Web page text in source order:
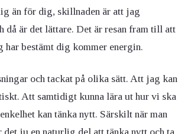
än för dig, skillnaden är att jag
är det lättare. Det är resan fram till att
bestämt dig kommer energin.
och tackat på olika sätt. Att jag kan
Att samtidigt kunna lära ut hur vi ska
kan tänka nytt. Särskilt när man
ju en naturlig del att tänka nytt och ta